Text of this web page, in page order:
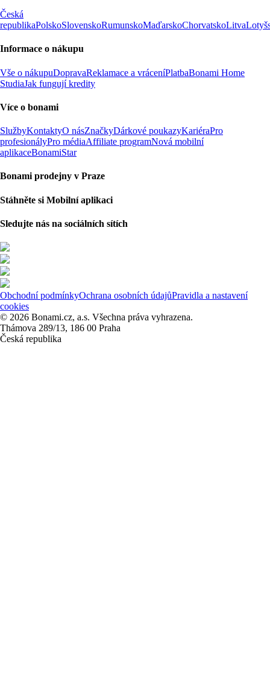
Česká
republikaPolskoSlovenskoRumunskoMaďarskoChorvatskoLitva
Informace o nákupu
Vše o nákupuDopravaReklamace a vráceníPlatbaBonami Home
StudiaJak fungují kredity
Více o bonami
SlužbyKontaktyO násZnačkyDárkové poukazyKariéraPro
profesionályPro médiaAffiliate programNová mobilní
aplikaceBonamiStar
Bonami prodejny v Praze
Stáhněte si Mobilní aplikaci
Sledujte nás na sociálních sítích
Obchodní podmínkyOchrana osobních údajůPravidla a nastavení
cookies
© 2026 Bonami.cz, a.s. Všechna práva vyhrazena.
Thámova 289/13, 186 00 Praha
Česká republika